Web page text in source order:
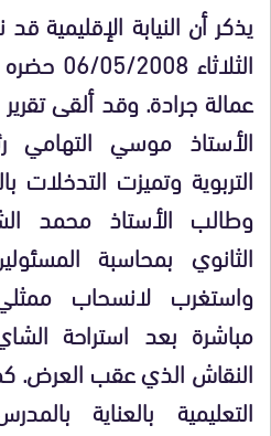
يذكر أن النيابة الإقليمية
عمالة جرادة. وقد ألقى
الأستاذ موسي
التربوية وتميزت التدخلات
وطالب الأستاذ محمد
الثانوي بمحاسبة
واستغرب لانسحاب
مباشرة بعد استراحة
النقاش الذي عقب العرض.
التعليمية بالعناية